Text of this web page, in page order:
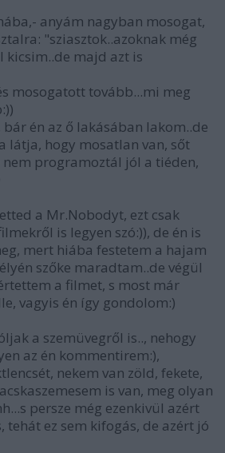
anyám nagyban mosogat,
"sziasztok..azoknak még
kicsim..de majd azt is
mosogatott tovább...mi meg
én az ő lakásában lakom..de
látja, hogy mosatlan van, sőt
programoztál jól a tiéden,
a Mr.Nobodyt, ezt csak
is legyen szó:)), de én is
mert hiába festetem a hajam
szőke maradtam..de végül
a filmet, s most már
vagyis én így gondolom:)
a szemüvegről is.., nehogy
az én kommentirem:),
nekem van zöld, fekete,
is van, meg olyan
persze még ezenkivül azért
tehát ez sem kifogás, de azért jó